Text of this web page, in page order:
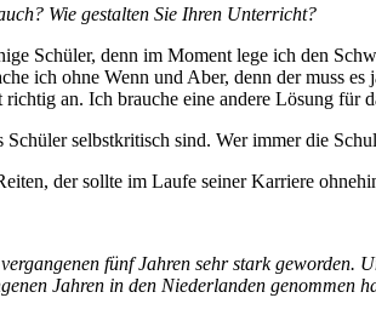
Wie gestalten Sie Ihren Unterricht?
Schüler, denn im Moment lege ich den
ich ohne Wenn und Aber, denn der muss
an. Ich brauche eine andere Lösung für
Schüler selbstkritisch sind. Wer immer die
der sollte im Laufe seiner Karriere
fünf Jahren sehr stark geworden.
Jahren in den Niederlanden genommen